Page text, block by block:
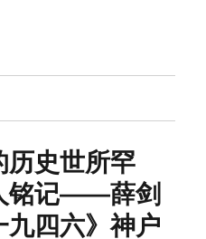
历史世所罕
铭记——薛剑
四六》神户